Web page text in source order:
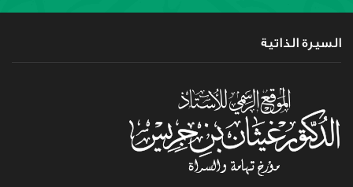
السيرة الذاتية